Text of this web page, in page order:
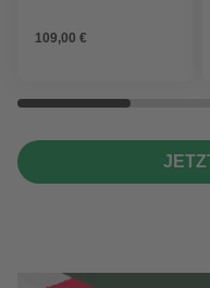
109,00 €